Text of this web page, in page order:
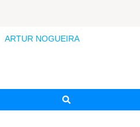
ARTUR NOGUEIRA